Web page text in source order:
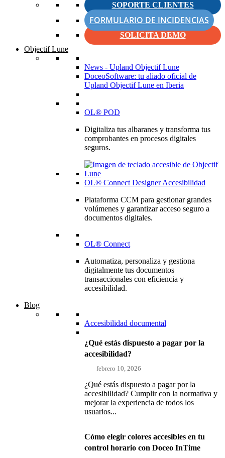
SOPORTE CLIENTES
FORMULARIO DE INCIDENCIAS
SOLICITA DEMO
Objectif Lune
News - Upland Objectif Lune
DoceoSoftware: tu aliado oficial de
Upland Objectif Lune en Iberia
OL® POD
Digitaliza tus albaranes y transforma tus
comprobantes en procesos digitales
seguros.
OL® Connect Designer Accesibilidad
Plataforma CCM para gestionar grandes
volúmenes y garantizar acceso seguro a
documentos digitales.
OL® Connect
Automatiza, personaliza y gestiona
digitalmente tus documentos
transaccionales con eficiencia y
accesibilidad.
Blog
Accesibilidad documental
¿Qué estás dispuesto a pagar por la
accesibilidad?
febrero 10, 2026
¿Qué estás dispuesto a pagar por la
accesibilidad? Cumplir con la normativa y
mejorar la experiencia de todos los
usuarios...
Cómo elegir colores accesibles en tu
control horario con Doceo InTime